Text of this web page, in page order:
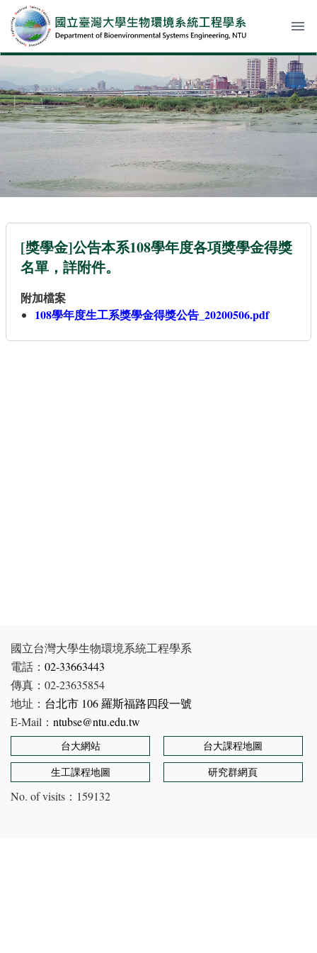
menu
[獎學金]公告本系108學年度各項獎學金得獎
名單，詳附件。
附加檔案
108學年度生工系獎學金得獎公告_20200506.pdf
國立台灣大學生物環境系統工程學系
電話： 02-33663443
傳真：02-23635854
地址： 台北市 106 羅斯福路四段一號
E-Mail： ntubse@ntu.edu.tw
台大網站
台大課程地圖
生工課程地圖
研究群網頁
No. of visits： 159132